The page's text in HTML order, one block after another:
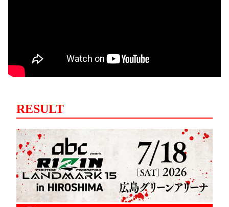
RESULT